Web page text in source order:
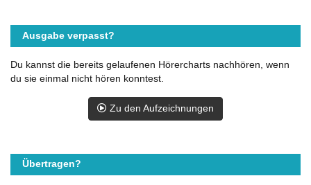
Ausgabe verpasst?
Du kannst die bereits gelaufenen Hörercharts nachhören, wenn
du sie einmal nicht hören konntest.
Zu den Aufzeichnungen
Übertragen?